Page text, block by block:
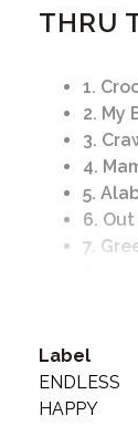
THRU
1.
2. My
3.
4.
5.
6.
7.
11.
12.
13.
Label
ENDLESS
HAPPY